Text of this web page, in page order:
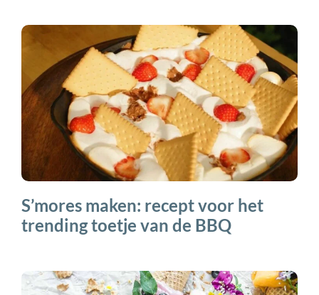
S’mores maken: recept voor het
trending toetje van de BBQ